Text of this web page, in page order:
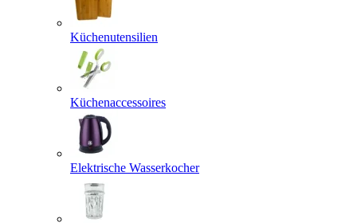
Küchenutensilien
Küchenaccessoires
Elektrische Wasserkocher